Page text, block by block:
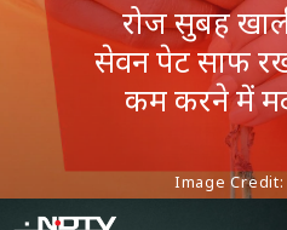
रोज सुबह
सेवन पेट साफ
कम करने में
Image